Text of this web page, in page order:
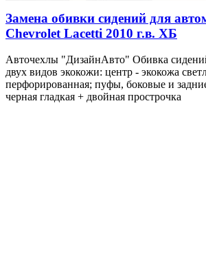
Замена обивки сидений для
Chevrolet Lacetti 2010 г.в. ХБ
Авточехлы "ДизайнАвто" Обивка
двух видов экокожи: центр - экокожа
перфорированная; пуфы, боковые и
черная гладкая + двойная прострочка